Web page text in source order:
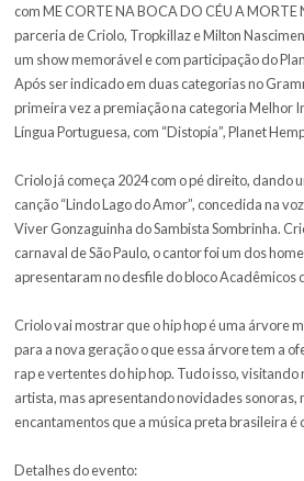
onde disponibiliza programação
plataforma Twitch. Sobre Viver
entre o universo do rap e tantas outros
no mundo. Com participação de Mayra
Jaques Morelenbaum, MC Hariel,
do álbum, mas o som e a musicalidade
referências, seguindo a vocação dos
centro do mapa da música brasileira
homônima estreou em São Paulo no
Depois de um show histórico no Rock in
indicado na categoria “Melhor Álbum”
indicações ao Grammy Latino: Melhor
Alternativa em Língua Portuguesa e